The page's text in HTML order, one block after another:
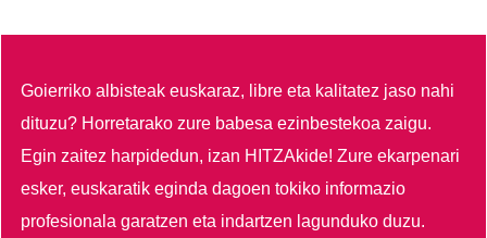
Goierriko albisteak euskaraz, libre eta kalitatez jaso nahi
dituzu? Horretarako zure babesa ezinbestekoa zaigu.
Egin zaitez harpidedun, izan HITZAkide!Zure ekarpenari
esker, euskaratik eginda dagoen tokiko informazio
profesionala garatzen eta indartzen lagunduko duzu.